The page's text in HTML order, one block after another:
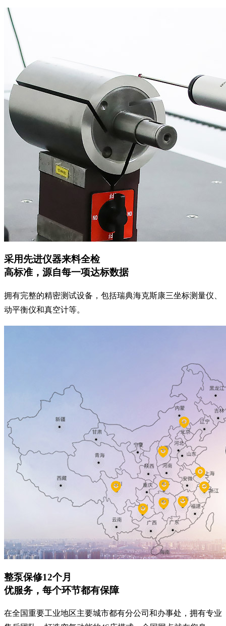
采用先进仪器来料全检
高标准，源自每一项达标数据
拥有完整的精密测试设备，包括瑞典海克斯康三坐标测量仪、
动平衡仪和真空计等。
整泵保修12个月
优服务，每个环节都有保障
在全国重要工业地区主要城市都有分公司和办事处，拥有专业